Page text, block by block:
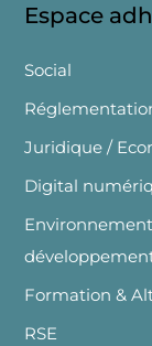
Espace
Social
Juridique /
Digital
Formation &
RSE